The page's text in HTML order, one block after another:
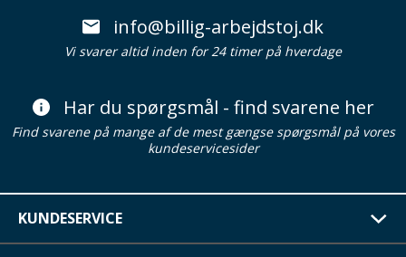
info@billig-arbejdstoj.dk
Vi svarer altid inden for 24 timer på hverdage
Har du spørgsmål - find svarene her
Find svarene på mange af de mest gængse spørgsmål på vores
kundeservicesider
KUNDESERVICE